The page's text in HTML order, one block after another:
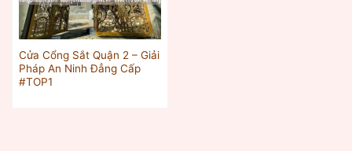
Cửa Cổng Sắt Quận 2 – Giải
Pháp An Ninh Đẳng Cấp
#TOP1